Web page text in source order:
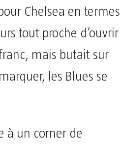
Chelsea en termes
tout proche d’ouvrir
mais butait sur
les Blues se
à un corner de